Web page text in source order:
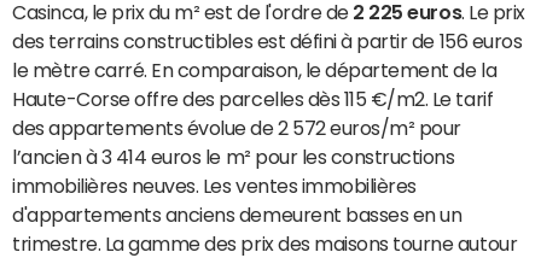
Casinca, le prix du m² est de l'ordre de 2 225 euros. Le prix
des terrains constructibles est défini à partir de 156 euros
le mètre carré. En comparaison, le département de la
Haute-Corse offre des parcelles dès 115 €/m2. Le tarif
des appartements évolue de 2 572 euros/m² pour
l’ancien à 3 414 euros le m² pour les constructions
immobilières neuves. Les ventes immobilières
d'appartements anciens demeurent basses en un
trimestre. La gamme des prix des maisons tourne autour